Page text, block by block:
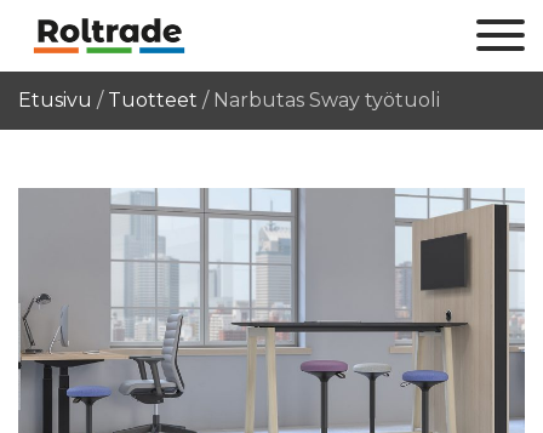
Etusivu / Tuotteet / Narbutas Sway työtuoli